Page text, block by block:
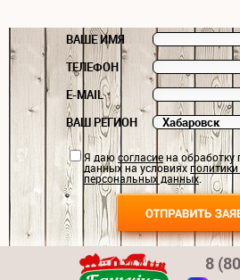
ВАШЕ ИМЯ
ТЕЛЕФОН
E-MAIL
ВАШ РЕГИОН
Я даюсогласиена обработку
данных на условиях
персональных данных.
8